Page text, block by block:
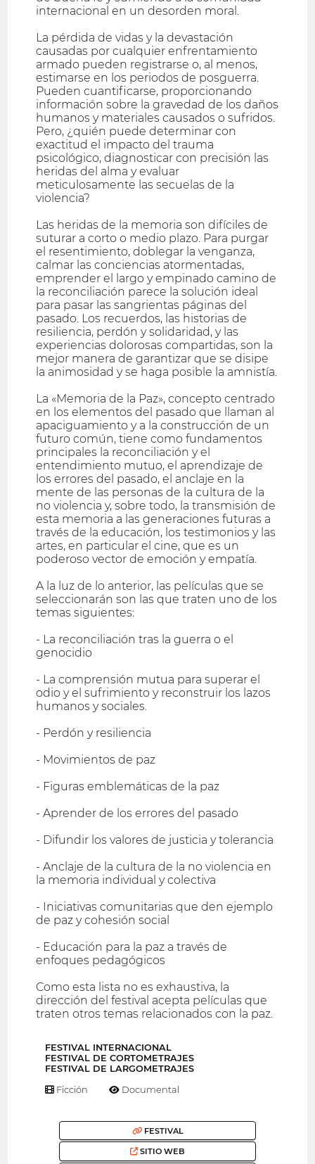
internacional en un desorden moral.
La pérdida de vidas y la devastación
causadas por cualquier enfrentamiento
armado pueden registrarse o, al menos,
estimarse en los periodos de posguerra.
Pueden cuantificarse, proporcionando
información sobre la gravedad de los daños
humanos y materiales causados o sufridos.
Pero, ¿quién puede determinar con
exactitud el impacto del trauma
psicológico, diagnosticar con precisión las
heridas del alma y evaluar
meticulosamente las secuelas de la
violencia?
Las heridas de la memoria son difíciles de
suturar a corto o medio plazo. Para purgar
el resentimiento, doblegar la venganza,
calmar las conciencias atormentadas,
emprender el largo y empinado camino de
la reconciliación parece la solución ideal
para pasar las sangrientas páginas del
pasado. Los recuerdos, las historias de
resiliencia, perdón y solidaridad, y las
experiencias dolorosas compartidas, son la
mejor manera de garantizar que se disipe
la animosidad y se haga posible la amnistía.
La «Memoria de la Paz», concepto centrado
en los elementos del pasado que llaman al
apaciguamiento y a la construcción de un
futuro común, tiene como fundamentos
principales la reconciliación y el
entendimiento mutuo, el aprendizaje de
los errores del pasado, el anclaje en la
mente de las personas de la cultura de la
no violencia y, sobre todo, la transmisión de
esta memoria a las generaciones futuras a
través de la educación, los testimonios y las
artes, en particular el cine, que es un
poderoso vector de emoción y empatía.
A la luz de lo anterior, las películas que se
seleccionarán son las que traten uno de los
temas siguientes:
- La reconciliación tras la guerra o el
genocidio
- La comprensión mutua para superar el
odio y el sufrimiento y reconstruir los lazos
humanos y sociales.
- Perdón y resiliencia
- Movimientos de paz
- Figuras emblemáticas de la paz
- Aprender de los errores del pasado
- Difundir los valores de justicia y tolerancia
- Anclaje de la cultura de la no violencia en
la memoria individual y colectiva
- Iniciativas comunitarias que den ejemplo
de paz y cohesión social
- Educación para la paz a través de
enfoques pedagógicos
Como esta lista no es exhaustiva, la
dirección del festival acepta películas que
traten otros temas relacionados con la paz.
FESTIVAL INTERNACIONAL
FESTIVAL DE CORTOMETRAJES
FESTIVAL DE LARGOMETRAJES
Ficción Documental
FESTIVAL
SITIO WEB